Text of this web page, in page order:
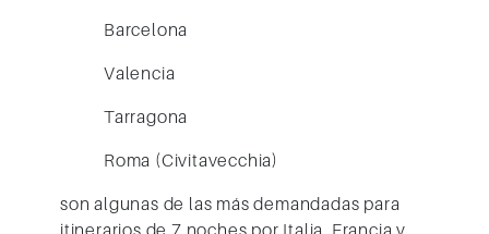
Barcelona
Valencia
Tarragona
Roma (Civitavecchia)
son algunas de las más demandadas para
itinerarios de 7 noches por Italia, Francia y